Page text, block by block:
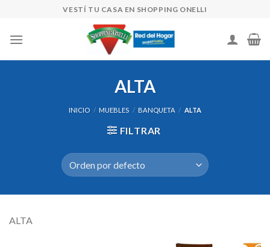
content
VESTÍ TU CASA EN SHOPPING ONELLI
ALTA
INICIO / MUEBLES / BANQUETA / ALTA
FILTRAR
ALTA